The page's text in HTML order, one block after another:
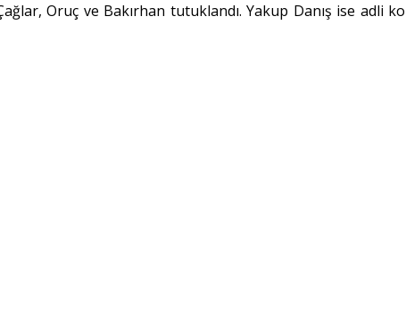
Çağlar, Oruç ve Bakırhan tutuklandı. Yakup Danış ise adli